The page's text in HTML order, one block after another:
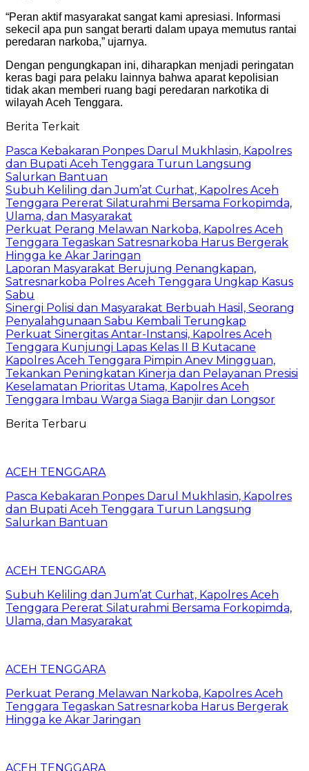
“Peran aktif masyarakat sangat kami apresiasi. Informasi
sekecil apa pun sangat berarti dalam upaya memutus rantai
peredaran narkoba,” ujarnya.
Dengan pengungkapan ini, diharapkan menjadi peringatan
keras bagi para pelaku lainnya bahwa aparat kepolisian
tidak akan memberi ruang bagi peredaran narkotika di
wilayah Aceh Tenggara.
Berita Terkait
Pasca Kebakaran Ponpes Darul Mukhlasin, Kapolres
dan Bupati Aceh Tenggara Turun Langsung
Salurkan Bantuan
Subuh Keliling dan Jum’at Curhat, Kapolres Aceh
Tenggara Pererat Silaturahmi Bersama Forkopimda,
Ulama, dan Masyarakat
Perkuat Perang Melawan Narkoba, Kapolres Aceh
Tenggara Tegaskan Satresnarkoba Harus Bergerak
Hingga ke Akar Jaringan
Laporan Masyarakat Berujung Penangkapan,
Satresnarkoba Polres Aceh Tenggara Ungkap Kasus
Sabu
Sinergi Polisi dan Masyarakat Berbuah Hasil, Seorang
Penyalahgunaan Sabu Kembali Terungkap
Perkuat Sinergitas Antar-Instansi, Kapolres Aceh
Tenggara Kunjungi Lapas Kelas II B Kutacane
Kapolres Aceh Tenggara Pimpin Anev Mingguan,
Tekankan Peningkatan Kinerja dan Pelayanan Presisi
Keselamatan Prioritas Utama, Kapolres Aceh
Tenggara Imbau Warga Siaga Banjir dan Longsor
Berita Terbaru
ACEH TENGGARA
Pasca Kebakaran Ponpes Darul Mukhlasin, Kapolres
dan Bupati Aceh Tenggara Turun Langsung
Salurkan Bantuan
ACEH TENGGARA
Subuh Keliling dan Jum’at Curhat, Kapolres Aceh
Tenggara Pererat Silaturahmi Bersama Forkopimda,
Ulama, dan Masyarakat
ACEH TENGGARA
Perkuat Perang Melawan Narkoba, Kapolres Aceh
Tenggara Tegaskan Satresnarkoba Harus Bergerak
Hingga ke Akar Jaringan
ACEH TENGGARA